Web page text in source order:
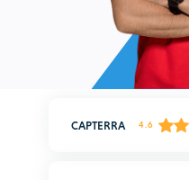
CAPTERRA 4.6